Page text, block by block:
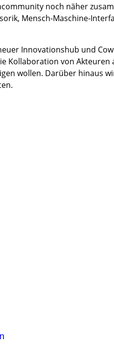
noch näher
Mensch-Maschine-
Innovationshub und
Kollaboration von
wollen. Darüber hinaus